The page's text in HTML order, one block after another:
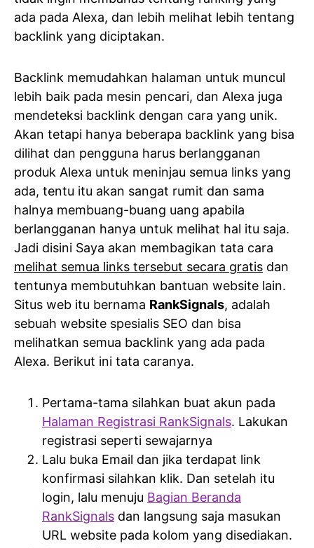
ada pada Alexa, dan lebih melihat lebih tentang
backlink yang diciptakan.
Backlink memudahkan halaman untuk muncul
lebih baik pada mesin pencari, dan Alexa juga
mendeteksi backlink dengan cara yang unik.
Akan tetapi hanya beberapa backlink yang bisa
dilihat dan pengguna harus berlangganan
produk Alexa untuk meninjau semua links yang
ada, tentu itu akan sangat rumit dan sama
halnya membuang-buang uang apabila
berlangganan hanya untuk melihat hal itu saja.
Jadi disini Saya akan membagikan tata cara
melihat semua links tersebut secara gratis dan
tentunya membutuhkan bantuan website lain.
Situs web itu bernama RankSignals, adalah
sebuah website spesialis SEO dan bisa
melihatkan semua backlink yang ada pada
Alexa. Berikut ini tata caranya.
Pertama-tama silahkan buat akun pada
Halaman Registrasi RankSignals. Lakukan
registrasi seperti sewajarnya
Lalu buka Email dan jika terdapat link
konfirmasi silahkan klik. Dan setelah itu
login, lalu menuju Bagian Beranda
RankSignals dan langsung saja masukan
URL website pada kolom yang disediakan.